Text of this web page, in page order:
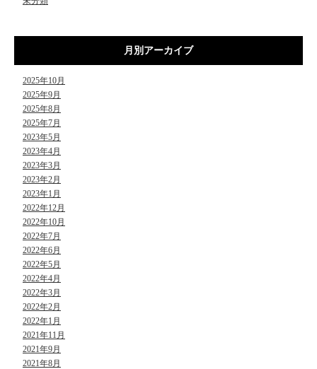
月別アーカイブ
2025年10月
2025年9月
2025年8月
2025年7月
2023年5月
2023年4月
2023年3月
2023年2月
2023年1月
2022年12月
2022年10月
2022年7月
2022年6月
2022年5月
2022年4月
2022年3月
2022年2月
2022年1月
2021年11月
2021年9月
2021年8月